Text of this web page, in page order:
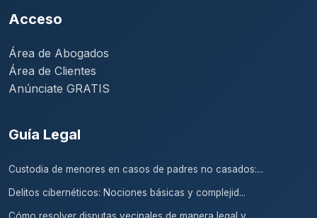
Acceso
Área de Abogados
Área de Clientes
Anúnciate GRATIS
Guía Legal
Custodia de menores en casos de padres no casados:...
Delitos cibernéticos: Nociones básicas y complejid...